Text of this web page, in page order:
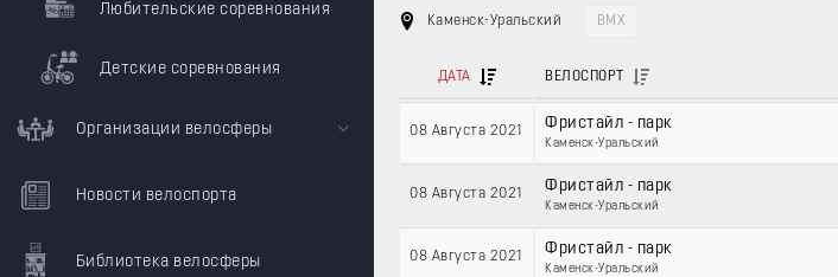
Любительские соревнования
Детские соревнования
Организации велосферы
Новости велоспорта
Библиотека велосферы
Каменск-Уральский BMX
ДАТА ВЕЛОСПОРТ
08 Августа 2021 Фристайл - парк
Каменск-Уральский
08 Августа 2021 Фристайл - парк
Каменск-Уральский
08 Августа 2021 Фристайл - парк
Каменск-Уральский